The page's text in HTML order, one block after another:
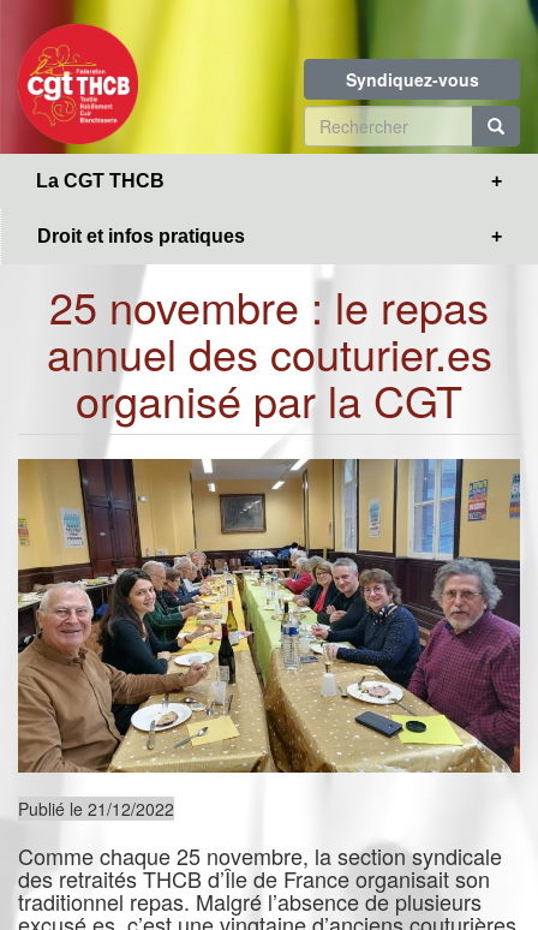
contenu
principal
Syndiquez-vous
Formulaire
de
La CGT THCB
Droit et infos pratiques
25 novembre : le repas
annuel des couturier.es
organisé par la CGT
Publié le 21/12/2022
Comme chaque 25 novembre, la section syndicale
des retraités THCB d’Île de France organisait son
traditionnel repas. Malgré l’absence de plusieurs